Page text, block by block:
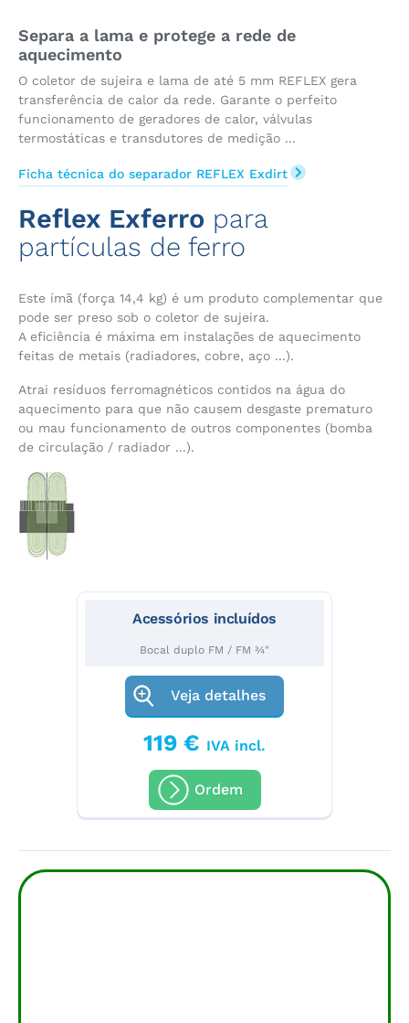
Separa a lama e protege a rede de
aquecimento
O coletor de sujeira e lama de até 5 mm REFLEX gera
transferência de calor da rede. Garante o perfeito
funcionamento de geradores de calor, válvulas
termostáticas e transdutores de medição ...
Ficha técnica do separador REFLEX Exdirt
Reflex Exferro para
partículas de ferro
Este ímã (força 14,4 kg) é um produto complementar que
pode ser preso sob o coletor de sujeira.
A eficiência é máxima em instalações de aquecimento
feitas de metais (radiadores, cobre, aço ...).
Atrai resíduos ferromagnéticos contidos na água do
aquecimento para que não causem desgaste prematuro
ou mau funcionamento de outros componentes (bomba
de circulação / radiador ...).
Acessórios incluídos
Bocal duplo FM / FM ¾"
Veja detalhes
119 € IVA incl.
Ordem